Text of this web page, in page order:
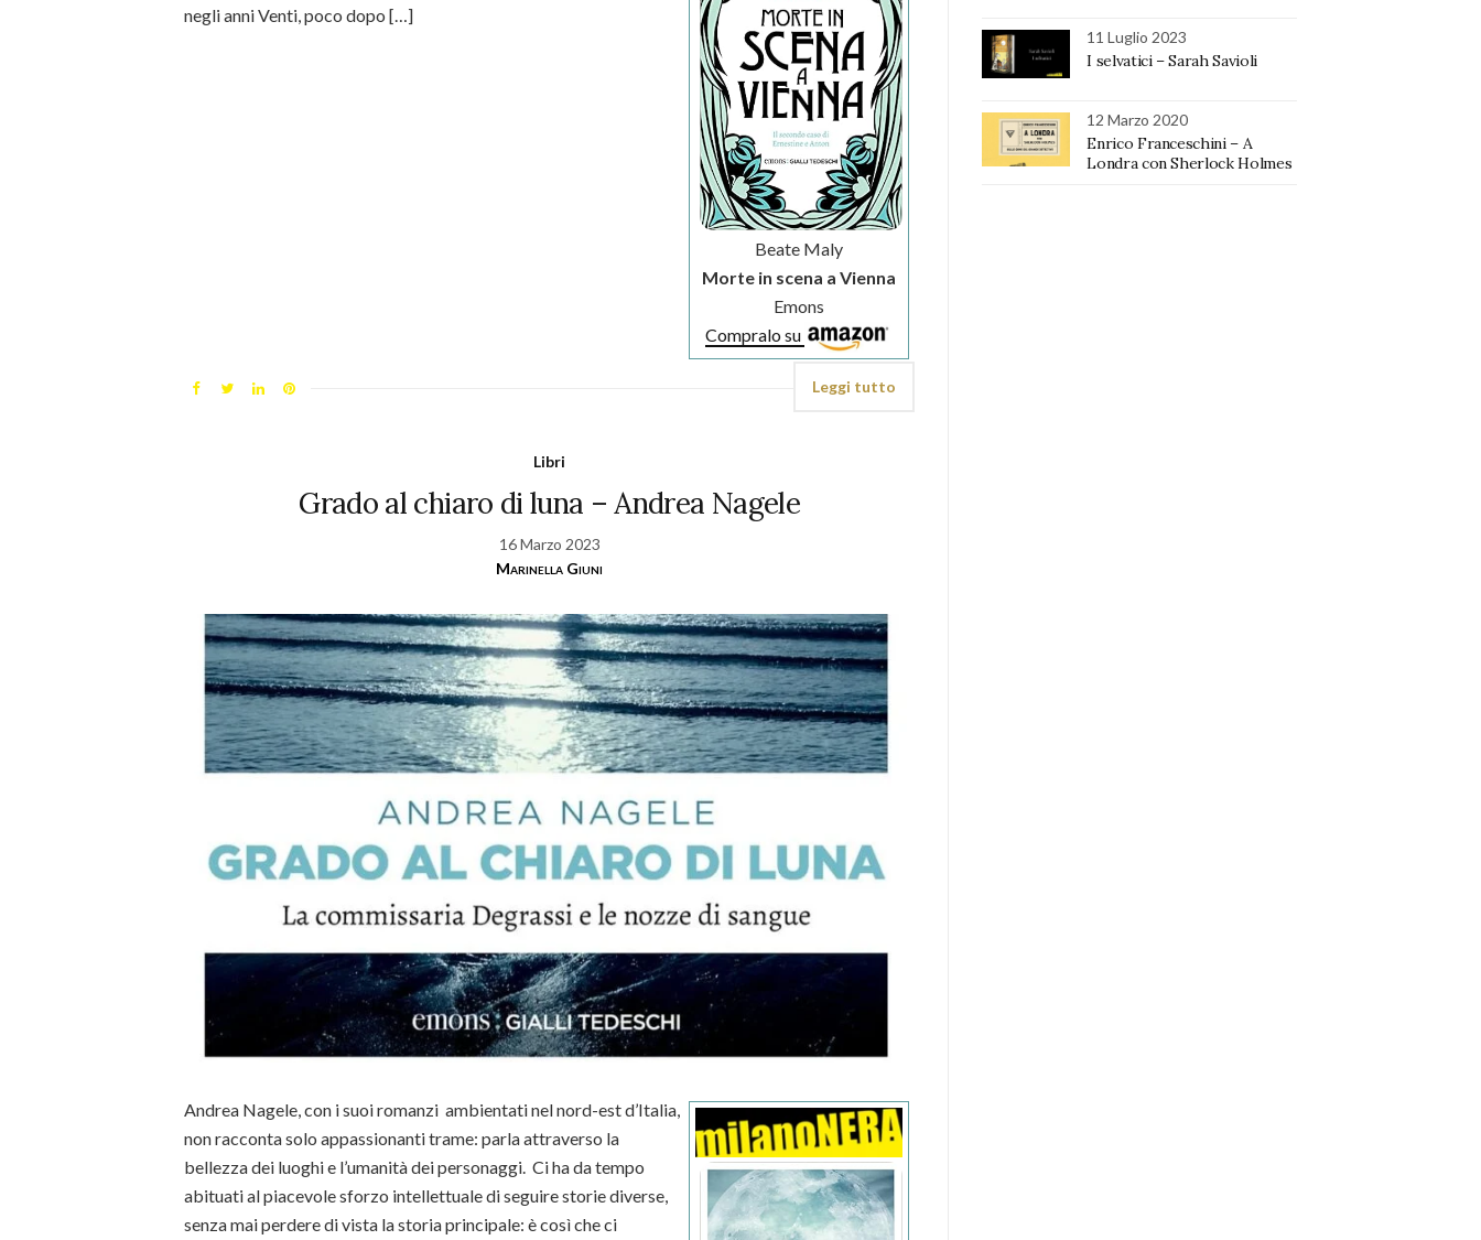
Beate Maly
Morte in scena a Vienna
Emons
Compralo su
negli anni Venti, poco dopo […]
Leggi tutto
Libri
Grado al chiaro di luna – Andrea Nagele
16 Marzo 2023
Marinella Giuni
Andrea Nagele, con i suoi romanzi ambientati nel nord-est d’Italia,
non racconta solo appassionanti trame: parla attraverso la
bellezza dei luoghi e l’umanità dei personaggi. Ci ha da tempo
abituati al piacevole sforzo intellettuale di seguire storie diverse,
senza mai perdere di vista la storia principale: è così che ci
11 Luglio 2023
I selvatici – Sarah Savioli
12 Marzo 2020
Enrico Franceschini – A
Londra con Sherlock Holmes